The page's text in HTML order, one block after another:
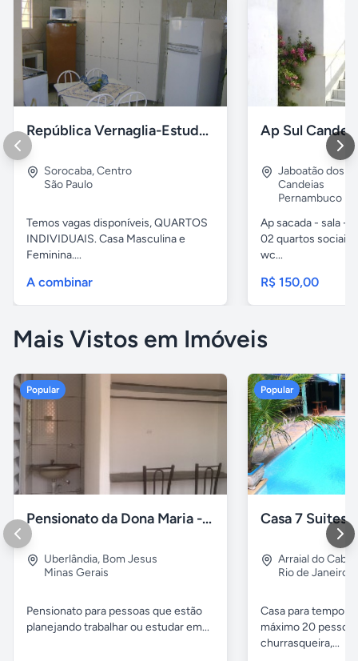
República Vernaglia-Estudantes e ou Trabalhadores
Sorocaba,Centro
São Paulo
Temos vagas disponíveis, QUARTOS
INDIVIDUAIS. Casa Masculina e
Feminina....
A combinar
Ap Sul
Jaboatão dos
Candeias
Pernambuco
Ap sacada - sala -
02 quartos
wc...
R$ 150,00
Mais Vistos em Imóveis
Popular
Pensionato da Dona Maria - Uberlândia/MG
Uberlândia, Bom Jesus
Minas Gerais
Pensionato para pessoas que estão
planejando trabalhar ou estudar em...
Popular
Arraial do Cabo
Rio de Janeiro
Casa para
máximo 20
churrasqueira,...